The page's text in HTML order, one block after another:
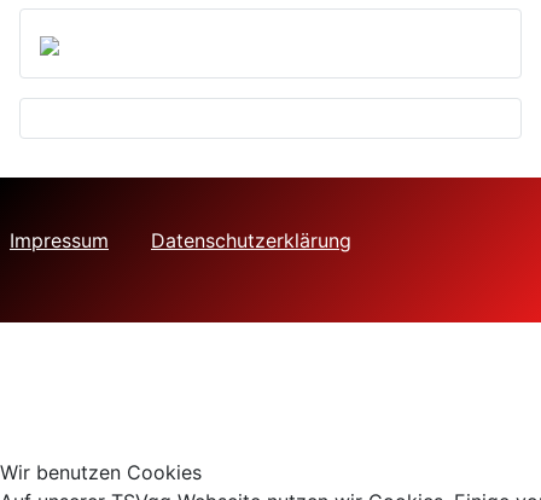
Impressum Datenschutzerklärung
Wir benutzen Cookies